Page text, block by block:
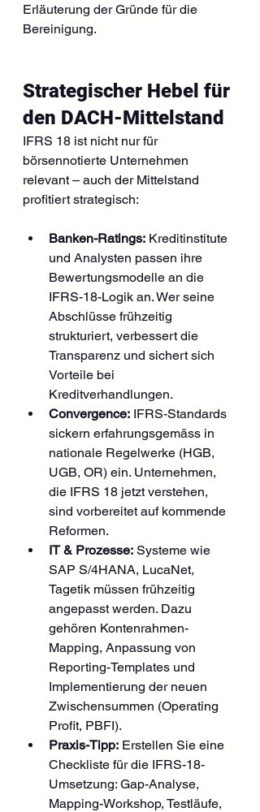
Erläuterung der Gründe für die
Bereinigung.
Strategischer Hebel für
den DACH-Mittelstand
IFRS 18 ist nicht nur für
börsennotierte Unternehmen
relevant – auch der Mittelstand
profitiert strategisch:
Banken-Ratings: Kreditinstitute
und Analysten passen ihre
Bewertungsmodelle an die
IFRS-18-Logik an. Wer seine
Abschlüsse frühzeitig
strukturiert, verbessert die
Transparenz und sichert sich
Vorteile bei
Kreditverhandlungen.
Convergence: IFRS-Standards
sickern erfahrungsgemäss in
nationale Regelwerke (HGB,
UGB, OR) ein. Unternehmen,
die IFRS 18 jetzt verstehen,
sind vorbereitet auf kommende
Reformen.
IT & Prozesse: Systeme wie
SAP S/4HANA, LucaNet,
Tagetik müssen frühzeitig
angepasst werden. Dazu
gehören Kontenrahmen-
Mapping, Anpassung von
Reporting-Templates und
Implementierung der neuen
Zwischensummen (Operating
Profit, PBFI).
Praxis-Tipp: Erstellen Sie eine
Checkliste für die IFRS-18-
Umsetzung: Gap-Analyse,
Mapping-Workshop, Testläufe,